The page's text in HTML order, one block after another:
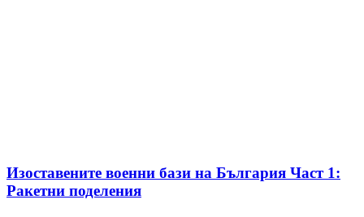
Изоставените военни бази на България Част 1:
Ракетни поделения